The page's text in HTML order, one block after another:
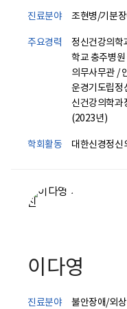
진료분야 조현병/기분
주요경력
정신건강의학
학교 충주병
의무사무관 /
운경기도립정
신건강의학과
(2023년)
학회활동 대한신경정신
이다영
진료분야 불안장애/외